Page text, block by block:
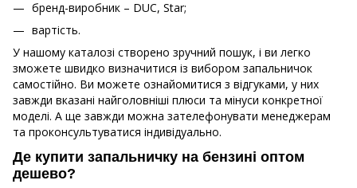
бренд-виробник – DUC, Star;
вартість.
У нашому каталозі створено зручний пошук, і ви легко
зможете швидко визначитися із вибором запальничок
самостійно. Ви можете ознайомитися з відгуками, у них
завжди вказані найголовніші плюси та мінуси конкретної
моделі. А ще завжди можна зателефонувати менеджерам
та проконсультуватися індивідуально.
Де купити запальничку на бензині оптом
дешево?